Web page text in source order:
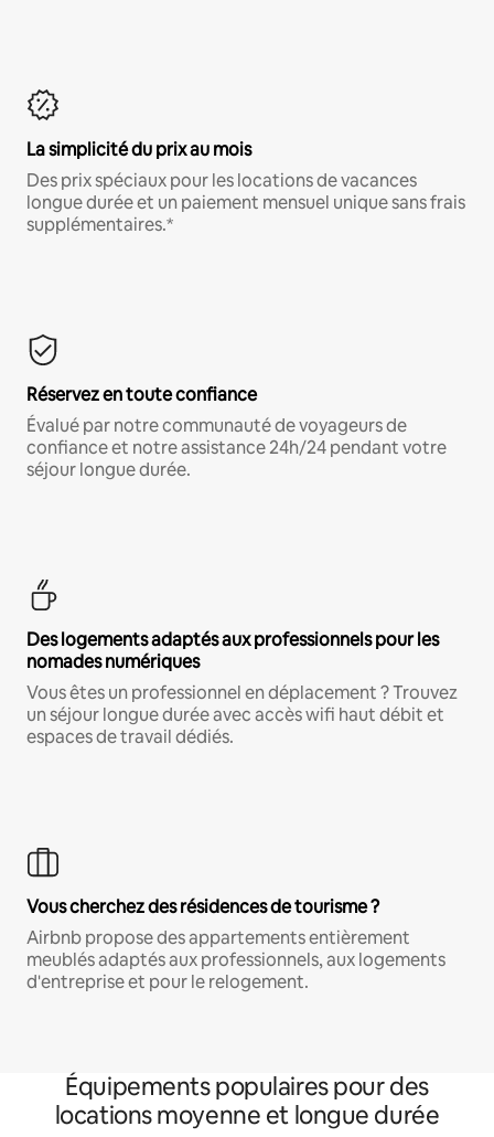
La simplicité du prix au mois
Des prix spéciaux pour les locations de vacances
longue durée et un paiement mensuel unique sans frais
supplémentaires.*
Réservez en toute confiance
Évalué par notre communauté de voyageurs de
confiance et notre assistance 24h/24 pendant votre
séjour longue durée.
Des logements adaptés aux professionnels pour les
nomades numériques
Vous êtes un professionnel en déplacement ? Trouvez
un séjour longue durée avec accès wifi haut débit et
espaces de travail dédiés.
Vous cherchez des résidences de tourisme ?
Airbnb propose des appartements entièrement
meublés adaptés aux professionnels, aux logements
d'entreprise et pour le relogement.
Équipements populaires pour des
locations moyenne et longue durée